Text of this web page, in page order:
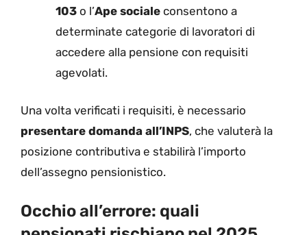
103 o l’Ape sociale consentono a
determinate categorie di lavoratori di
accedere alla pensione con requisiti
agevolati.
Una volta verificati i requisiti, è necessario
presentare domanda all’INPS, che valuterà la
posizione contributiva e stabilirà l’importo
dell’assegno pensionistico.
Occhio all’errore: quali